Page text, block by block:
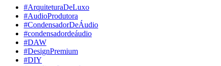
#ArquiteturaDeLuxo
#AudioProdutora
#CondensadorDeÁudio
#condensadordeáudio
#DAW
#DesignPremium
#DIY